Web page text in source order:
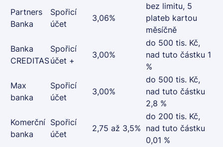
Partners
Banka
Spořicí
účet
3,06%
bez limitu, 5
plateb kartou
měsíčně
Banka
CREDITAS
Spořicí
účet +
3,00%
do 500 tis. Kč,
nad tuto částku 1
%
Max
banka
Spořicí
účet
3,00%
do 500 tis. Kč,
nad tuto částku
2,8 %
Komerční
banka
Spořicí
účet
2,75 až 3,5%
do 200 tis. Kč,
nad tuto částku
0,01 %